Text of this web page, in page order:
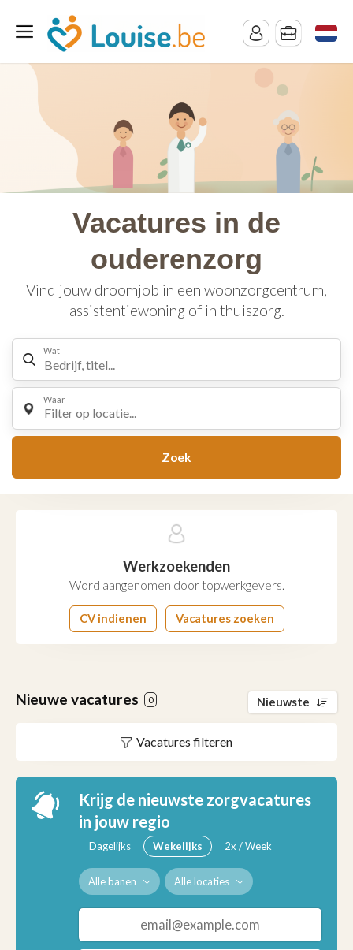
Vacatures in de
ouderenzorg
Vind jouw droomjob in een woonzorgcentrum,
assistentiewoning of in thuiszorg.
Wat
Waar
Filter op locatie...
Zoek
Werkzoekenden
Word aangenomen door topwerkgevers.
CV indienen Vacatures zoeken
Nieuwe vacatures 0 Nieuwste
Vacatures filteren
Krijg de nieuwste zorgvacatures
in jouw regio
Dagelijks Wekelijks 2x / Week
Alle banen Alle locaties